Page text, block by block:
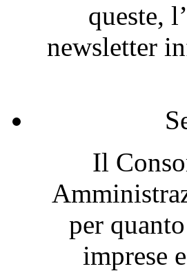
queste,
newsletter
Il
per
imprese